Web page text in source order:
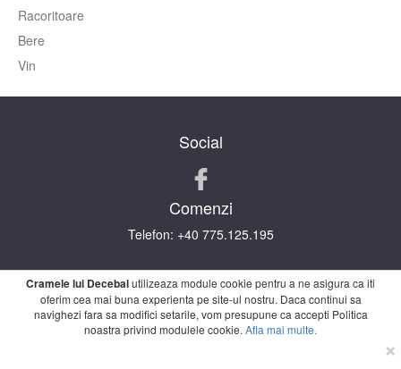
Racoritoare
Bere
Vin
Social
Comenzi
Telefon: +40 775.125.195
TERMENI ŞI CONDIŢII
POLITICA DE
CONFIDENTIALITATE
ANPC
INFORMATII
NUTRITIONALE
Dezvoltat in parteneriat cu
Cramele lui Decebalutilizeaza module cookie pentru a ne asigura ca iti
oferim cea mai buna experienta pe site-ul nostru. Daca continui sa
navighezi fara sa modifici setarile, vom presupune ca accepti Politica
noastra privind modulele cookie. Afla mai multe.
×